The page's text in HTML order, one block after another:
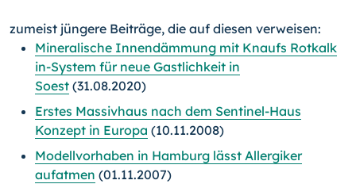
zumeist jüngere Beiträge, die auf diesen verweisen:
Mineralische Innendämmung mit Knaufs Rotkalk
in-System für neue Gastlichkeit in
Soest (31.08.2020)
Erstes Massivhaus nach dem Sentinel-Haus
Konzept in Europa (10.11.2008)
Modellvorhaben in Hamburg lässt Allergiker
aufatmen (01.11.2007)